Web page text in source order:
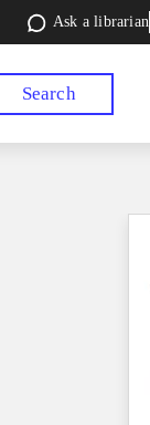
Ask a librarian
Search